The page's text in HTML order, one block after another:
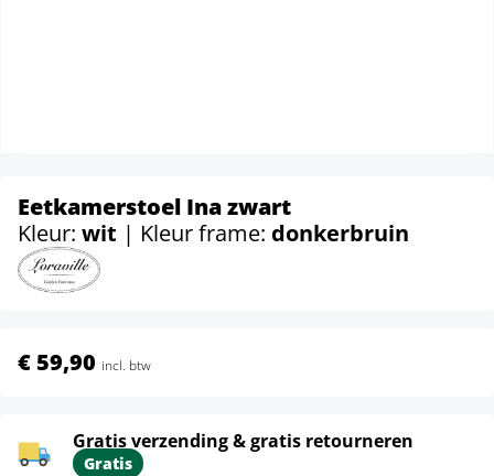
Eetkamerstoel Ina zwart
Kleur: wit | Kleur frame: donkerbruin
€ 59,90 incl. btw
Gratis verzending & gratis retourneren
Gratis